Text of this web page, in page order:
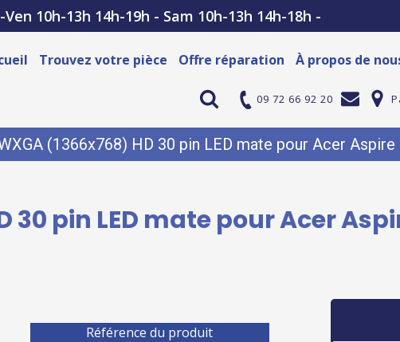
10h-13h 14h-19h - Sam 10h-13h 14h-18h -
Trouvez votre pièce Offre réparation À propos de
09 72 66 92 20
(1366x768) HD 30 pin LED mate pour Acer Aspire
30 pin LED mate pour Acer
Référence du produit